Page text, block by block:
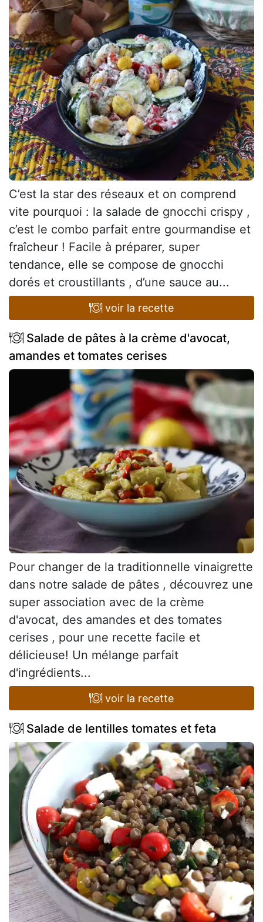
C’est la star des réseaux et on comprend
vite pourquoi : la salade de gnocchi crispy ,
c’est le combo parfait entre gourmandise et
fraîcheur ! Facile à préparer, super
tendance, elle se compose de gnocchi
dorés et croustillants , d’une sauce au...
voir la recette
Salade de pâtes à la crème d'avocat,
amandes et tomates cerises
Pour changer de la traditionnelle vinaigrette
dans notre salade de pâtes , découvrez une
super association avec de la crème
d'avocat, des amandes et des tomates
cerises , pour une recette facile et
délicieuse! Un mélange parfait
d'ingrédients...
voir la recette
Salade de lentilles tomates et feta